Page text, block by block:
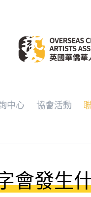
中心 協會活動
會發生